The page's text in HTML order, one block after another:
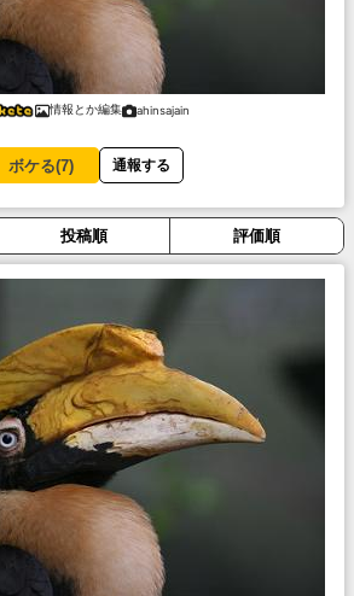
情報とか編集 ahinsajain
ボケる(7) 通報する
投稿順 評価順